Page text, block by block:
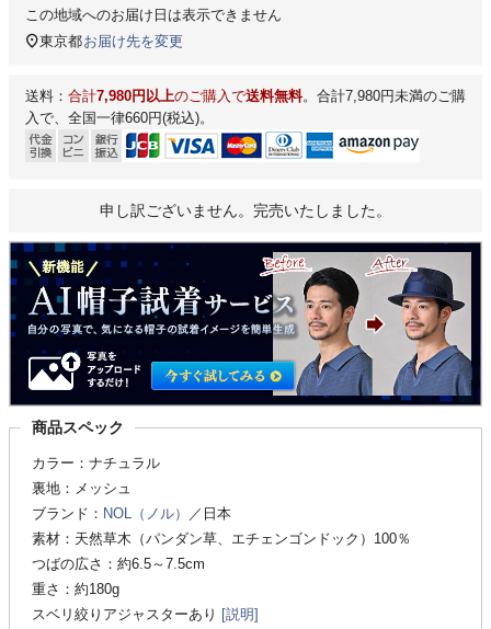
この地域へのお届け日は表示できません
東京都お届け先を変更
送料： 合計7,980円以上のご購入で送料無料。合計7,980円未満のご購
入で、全国一律660円(税込)。
申し訳ございません。完売いたしました。
商品スペック
カラー：ナチュラル
裏地：メッシュ
ブランド： NOL（ノル）
／日本
素材：天然草木（パンダン草、エチェンゴンドック）100％
つばの広さ：約6.5～7.5cm
重さ：約180g
スベリ絞りアジャスターあり [説明]